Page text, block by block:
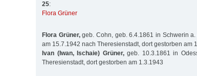
25:
Flora Grüner
Flora Grüner,geb. Cohn, geb. 6.4.1861 in Schwerin
am 15.7.1942 nach Theresienstadt, dort gestorben am
Ivan (Iwan, Ischaie) Grüner,geb. 10.3.1861 in
Theresienstadt, dort gestorben am 1.3.1943